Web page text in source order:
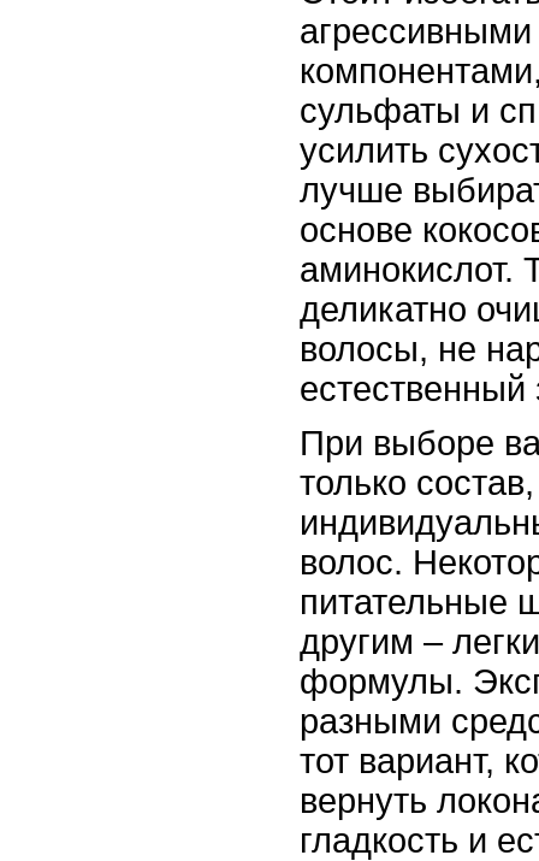
сульфаты и
усилить
лучше
основе
аминокислот.
деликатно
волосы, не
При выборе
только
волос.
питательные
другим –
формулы.
разными
тот вариант,
вернуть
гладкость и